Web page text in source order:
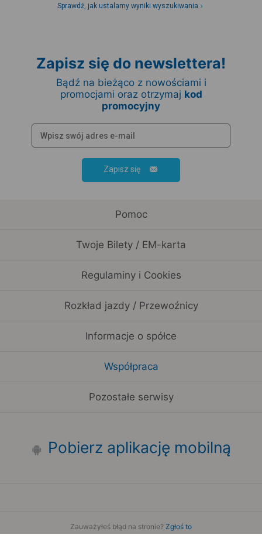
Sprawdź, jak ustalamy wyniki wyszukiwania
Zapisz się do newslettera!
Bądź na bieżąco z nowościami i
promocjami oraz otrzymaj kod
promocyjny
Zapisz się
Pomoc
Twoje Bilety / EM-karta
Regulaminy i Cookies
Rozkład jazdy / Przewoźnicy
Informacje o spółce
Współpraca
Pozostałe serwisy
Pobierz aplikację mobilną
Zauważyłeś błąd na stronie? Zgłoś to